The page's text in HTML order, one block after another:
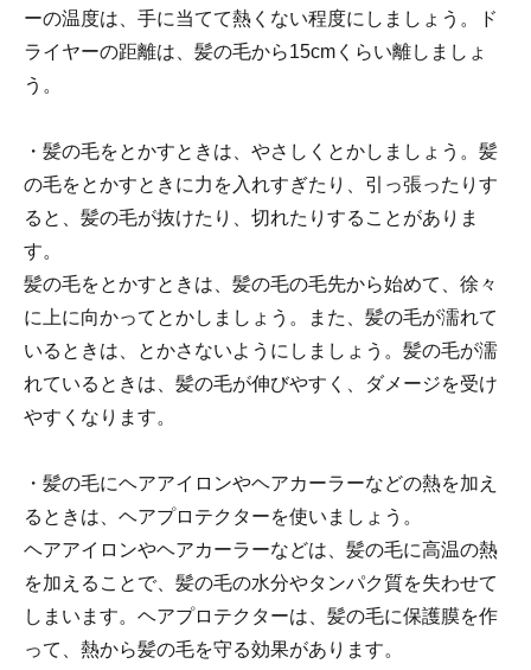
ーの温度は、手に当てて熱くない程度にしましょう。ド
ライヤーの距離は、髪の毛から15cmくらい離しましょ
う。
・髪の毛をとかすときは、やさしくとかしましょう。髪
の毛をとかすときに力を入れすぎたり、引っ張ったりす
ると、髪の毛が抜けたり、切れたりすることがありま
す。
髪の毛をとかすときは、髪の毛の毛先から始めて、徐々
に上に向かってとかしましょう。また、髪の毛が濡れて
いるときは、とかさないようにしましょう。髪の毛が濡
れているときは、髪の毛が伸びやすく、ダメージを受け
やすくなります。
・髪の毛にヘアアイロンやヘアカーラーなどの熱を加え
るときは、ヘアプロテクターを使いましょう。
ヘアアイロンやヘアカーラーなどは、髪の毛に高温の熱
を加えることで、髪の毛の水分やタンパク質を失わせて
しまいます。ヘアプロテクターは、髪の毛に保護膜を作
って、熱から髪の毛を守る効果があります。